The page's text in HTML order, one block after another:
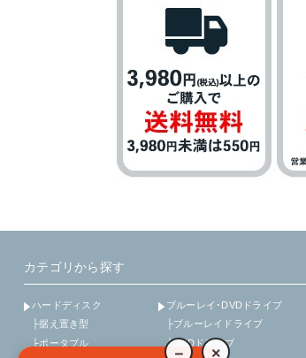
カテゴリから探す
ハードディスク
├据え置き型
├ポータブル
ブルーレイ･DVDドライブ
├ブルーレイドライブ
├DVDドライブ
－ ×